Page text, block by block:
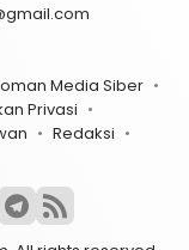
Media Siber
Privasi
Redaksi